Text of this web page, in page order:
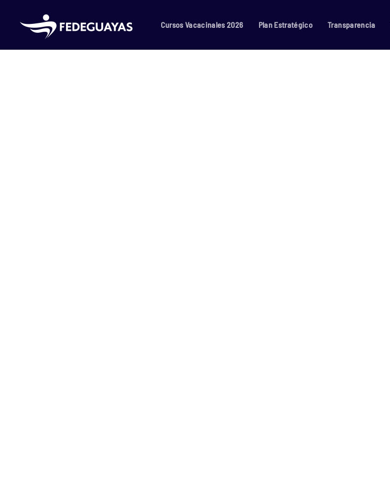
Skip to main content Cursos Vacacinales 2026 Plan Estratégico Transparencia